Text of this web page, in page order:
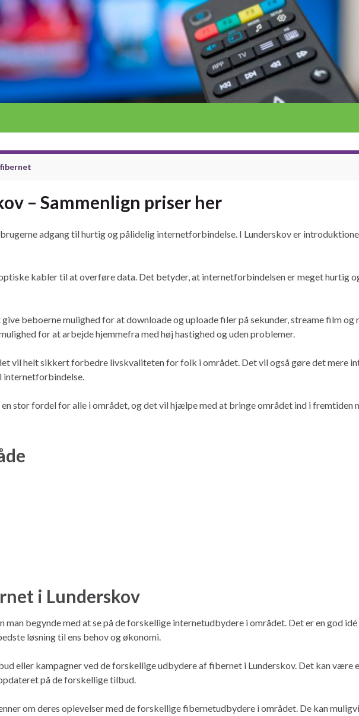
– Sammenlign priser her
adgang til hurtig og pålidelig internetforbindelse. I Lunderskov er
kabler til at overføre data. Det betyder, at internetforbindelsen er meget hurtig
beboerne mulighed for at downloade og uploade filer på sekunder, streame film og
for at arbejde hjemmefra med høj hastighed og uden problemer.
vil helt sikkert forbedre livskvaliteten for folk i området. Det vil også gøre det mere
internetforbindelse.
stor fordel for alle i området, og det vil hjælpe med at bringe området ind i fremtiden
i Lunderskov
begynde med at se på de forskellige internetudbydere i området. Det er en god
løsning til ens behov og økonomi.
eller kampagner ved de forskellige udbydere af fibernet i Lunderskov. Det kan være
på de forskellige tilbud.
om deres oplevelser med de forskellige fibernetudbydere i området. De kan